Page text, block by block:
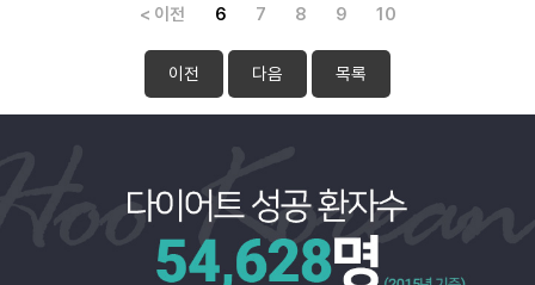
< 이전 6 7 8 9 10
이전 다음 목록